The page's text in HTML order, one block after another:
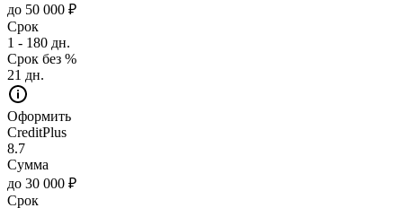
до 50 000 ₽
Срок
1 - 180 дн.
Срок без %
21 дн.
Оформить
CreditPlus
8.7
Сумма
до 30 000 ₽
Срок